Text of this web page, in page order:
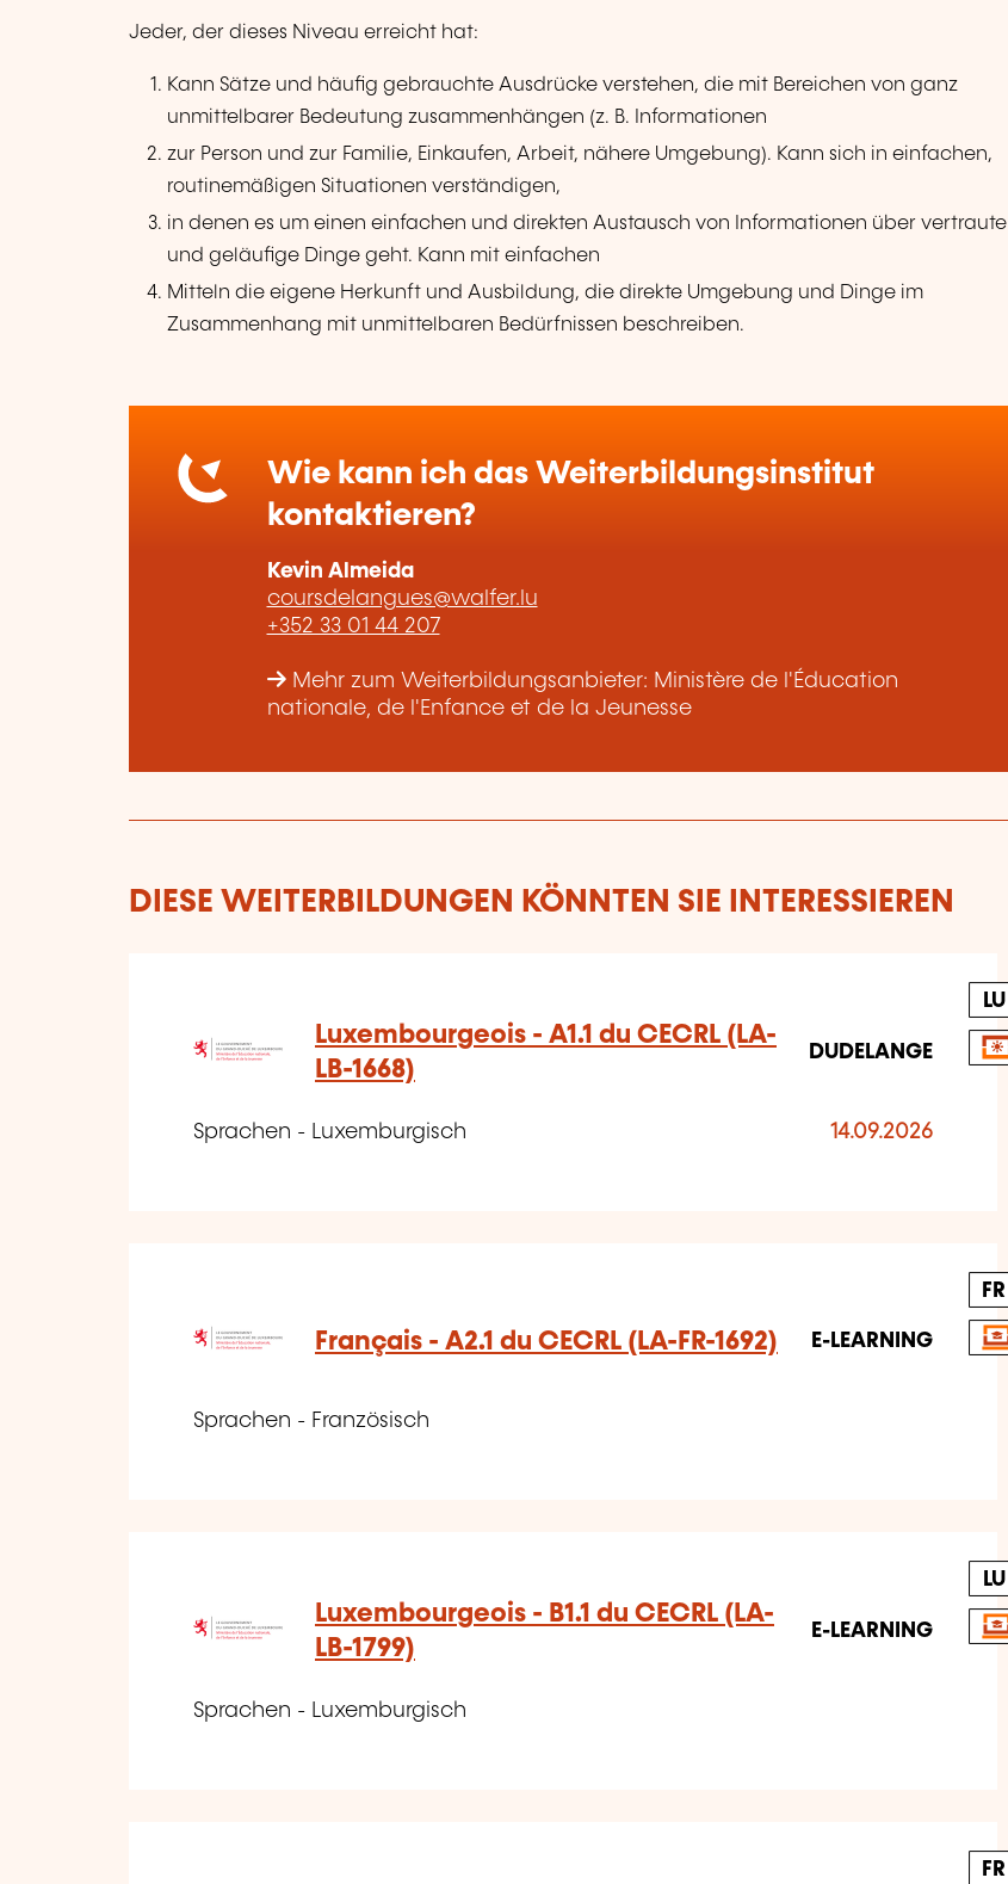
Jeder, der dieses Niveau erreicht hat:
Kann Sätze und häufig gebrauchte Ausdrücke verstehen, die mit Bereichen von ganz
unmittelbarer Bedeutung zusammenhängen (z. B. Informationen
zur Person und zur Familie, Einkaufen, Arbeit, nähere Umgebung). Kann sich in einfachen,
routinemäßigen Situationen verständigen,
in denen es um einen einfachen und direkten Austausch von Informationen über vertraute
und geläufige Dinge geht. Kann mit einfachen
Mitteln die eigene Herkunft und Ausbildung, die direkte Umgebung und Dinge im
Zusammenhang mit unmittelbaren Bedürfnissen beschreiben.
Wie kann ich das Weiterbildungsinstitut
kontaktieren?
Kevin Almeida
coursdelangues@walfer.lu
+352 33 01 44 207
Mehr zum Weiterbildungsanbieter: Ministère de l'Éducation
nationale, de l'Enfance et de la Jeunesse
DIESE WEITERBILDUNGEN KÖNNTEN SIE INTERESSIEREN
LU
Luxembourgeois - A1.1 du CECRL (LA-
LB-1668)
DUDELANGE
Sprachen - Luxemburgisch 14.09.2026
FR
Français - A2.1 du CECRL (LA-FR-1692) E-LEARNING
Sprachen - Französisch
LU
Luxembourgeois - B1.1 du CECRL (LA-
LB-1799)
E-LEARNING
Sprachen - Luxemburgisch
FR